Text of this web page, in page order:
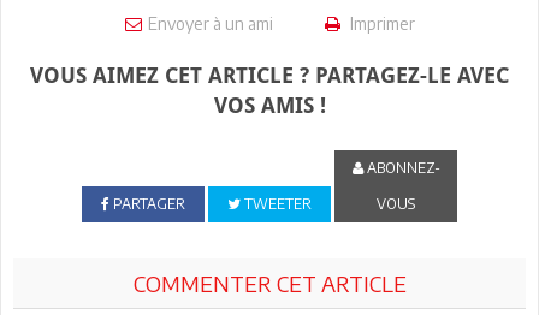
Envoyer à un ami Imprimer
VOUS AIMEZ CET ARTICLE ? PARTAGEZ-LE AVEC
VOS AMIS !
PARTAGER TWEETER
ABONNEZ-
VOUS
COMMENTER CET ARTICLE